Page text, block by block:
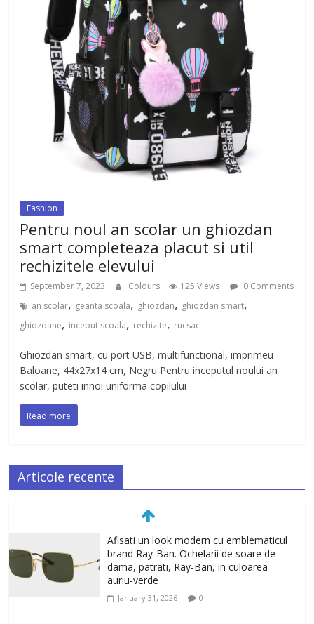
Fashion
Pentru noul an scolar un ghiozdan
smart completeaza placut si util
rechizitele elevului
September 7, 2023 Colours 125 Views
0 Comments
an scolar, geanta scoala, ghiozdan, ghiozdan smart,
ghiozdane, inceput scoala, rechizite, rucsac
Ghiozdan smart, cu port USB, multifunctional, imprimeu
Baloane, 44x27x14 cm, Negru Pentru inceputul noului an
scolar, puteti innoi uniforma copilului
Read more
Articole recente
Afisati un look modern cu emblematicul
brand Ray-Ban. Ochelarii de soare de
dama, patrati, Ray-Ban, in culoarea
auriu-verde
January 31, 2026 0